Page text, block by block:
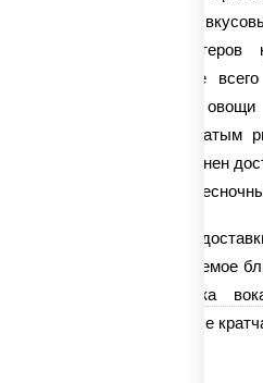
достоинству оценят
творения наших
свининой. Обжаренные
хрустящей корочки
сочетаются с рассыпчатым
целое. Блюду свойственен
в его составе имеется
Наши повара и служба
поэтому заказать желаемое
Доставка
осуществляется в самые